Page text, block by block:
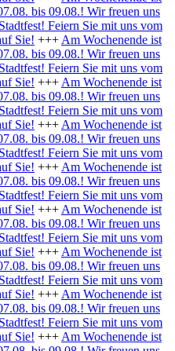
bis 09.08.! Wir freuen uns
Feiern Sie mit uns vom
Sie! +++ Am Wochenende ist
bis 09.08.! Wir freuen uns
Feiern Sie mit uns vom
Sie! +++ Am Wochenende ist
bis 09.08.! Wir freuen uns
Feiern Sie mit uns vom
Sie! +++ Am Wochenende ist
bis 09.08.! Wir freuen uns
Feiern Sie mit uns vom
Sie! +++ Am Wochenende ist
bis 09.08.! Wir freuen uns
Feiern Sie mit uns vom
Sie! +++ Am Wochenende ist
bis 09.08.! Wir freuen uns
Feiern Sie mit uns vom
Sie! +++ Am Wochenende ist
bis 09.08.! Wir freuen uns
Feiern Sie mit uns vom
Sie! +++ Am Wochenende ist
bis 09.08.! Wir freuen uns
Feiern Sie mit uns vom
Sie! +++ Am Wochenende ist